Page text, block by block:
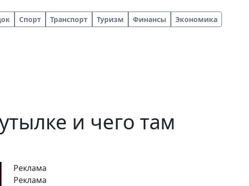
Спорт Транспорт Туризм Финансы
Экономика
и чего там
Реклама
Реклама